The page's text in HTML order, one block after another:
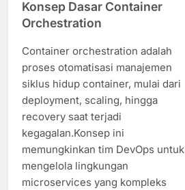
Konsep Dasar Container
Orchestration
Container orchestration adalah
proses otomatisasi manajemen
siklus hidup container, mulai dari
deployment, scaling, hingga
recovery saat terjadi
kegagalan.Konsep ini
memungkinkan tim DevOps untuk
mengelola lingkungan
microservices yang kompleks